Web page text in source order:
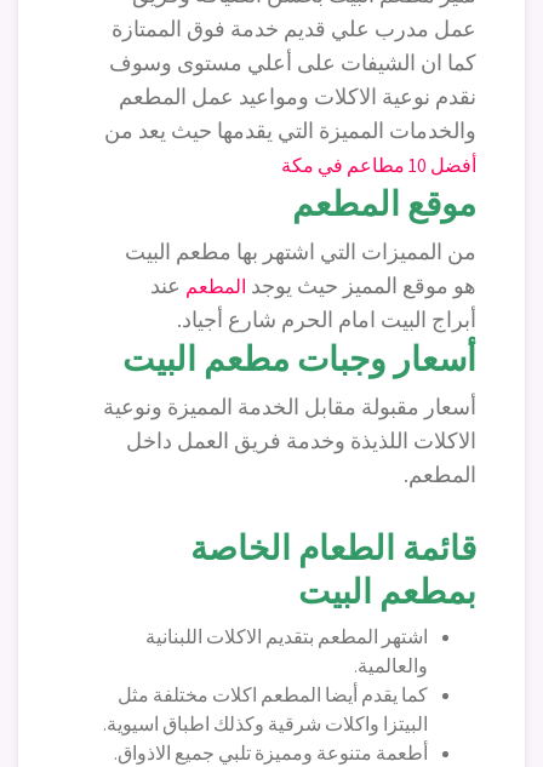
عمل مدرب علي قديم خدمة فوق الممتازة
كما ان الشيفات على أعلي مستوى وسوف
نقدم نوعية الاكلات ومواعيد عمل المطعم
والخدمات المميزة التي يقدمها حيث يعد من
أفضل 10 مطاعم في مكة
موقع المطعم
من المميزات التي اشتهر بها مطعم البيت
هو موقع المميز حيث يوجد المطعم عند
أبراج البيت امام الحرم شارع أجياد.
أسعار وجبات مطعم البيت
أسعار مقبولة مقابل الخدمة المميزة ونوعية
الاكلات اللذيذة وخدمة فريق العمل داخل
المطعم.
قائمة الطعام الخاصة
بمطعم البيت
اشتهر المطعم بتقديم الاكلات اللبنانية
والعالمية.
كما يقدم أيضا المطعم اكلات مختلفة مثل
البيتزا واكلات شرقية وكذلك اطباق اسيوية.
أطعمة متنوعة ومميزة تلبي جميع الاذواق.